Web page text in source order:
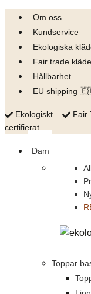
Skip
content
Om oss
Kundservice
Ekologiska
Fair trade
Hållbarhet
EU shipping
Ekologiskt
certifierat
Dam
Toppar